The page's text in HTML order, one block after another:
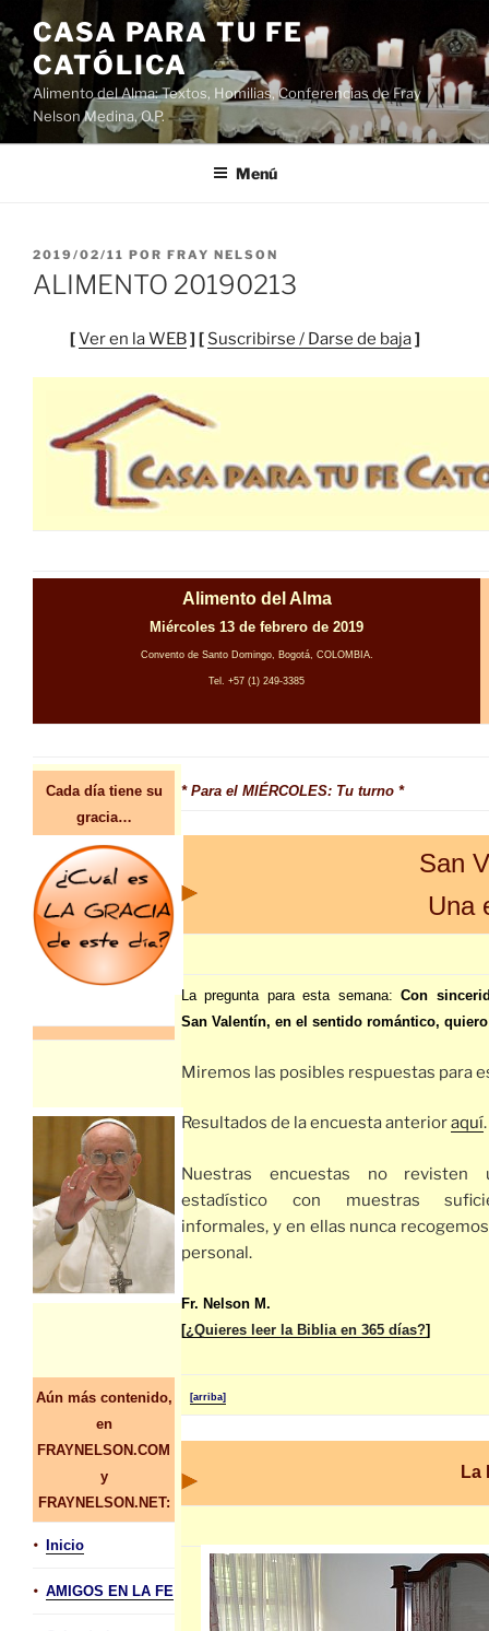
Saltar
al
contenido
CASA PARA TU FE
CATÓLICA
Alimento del Alma: Textos, Homilias, Conferencias de Fray
Nelson Medina, O.P.
Menú
PUBLICADO
EL
2019/02/11 POR FRAY NELSON
ALIMENTO 20190213
[Ver en la WEB] [ Suscribirse / Darse de baja]
Alimento del Alma
Miércoles 13 de febrero de 2019
Convento de Santo Domingo, Bogotá, COLOMBIA.
Tel. +57 (1) 249-3385
Cada día tiene su
gracia…
Aún más contenido,
en
FRAYNELSON.COM
y
FRAYNELSON.NET:
• Inicio
• AMIGOS EN LA FE
* Para el MIÉRCOLES: Tu turno *
San
Una
La pregunta para esta semana:Con
San Valentín, en el sentido romántico,
Miremos las posibles respuestas para
Resultados de la encuesta anterioraquí.
Nuestras encuestas no revisten
estadístico con muestras
informales, y en ellas nunca
personal.
Fr. Nelson M.
[¿Quieres leer la Biblia en 365 días?]
[arriba]
La